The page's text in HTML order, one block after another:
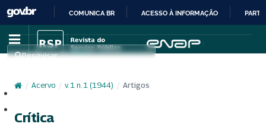
IR
PARA
CONTEÚDO
COMUNICA BR ACESSO À INFORMAÇÃO
Pesquisar
/ Acervo / v. 1 n. 1 (1944) / Artigos
Crítica